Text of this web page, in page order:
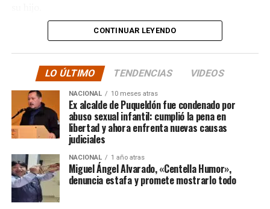
La solidaridad y empatía de los chilenos en cada paso
sino que se superó con creces. De hecho, el último
cómputo dado a conocer reveló la suma total de
$3.689.545.200.
Según Camila Gómez, el excedente de casi $200
millones sería destinadopara los costos médicos
asociados al suministro del Elevidys «porque los 3.500
millonessolo incluye el frasco del fármaco y no los
otros gastos relacionados con los tres meses del
tratamiento
«, indicó a Meganonoticias.cl
CONTINUAR LEYENDO
LO ÚLTIMO TENDENCIAS VIDEOS
NACIONAL 10 meses atras
Ex alcalde de Puqueldón fue condenado por
abuso sexual infantil: cumplió la pena en
libertad y ahora enfrenta nuevas causas
judiciales
NACIONAL 1 año atras
Miguel Ángel Alvarado, «Centella Humor»,
denuncia estafa y promete mostrarlo todo